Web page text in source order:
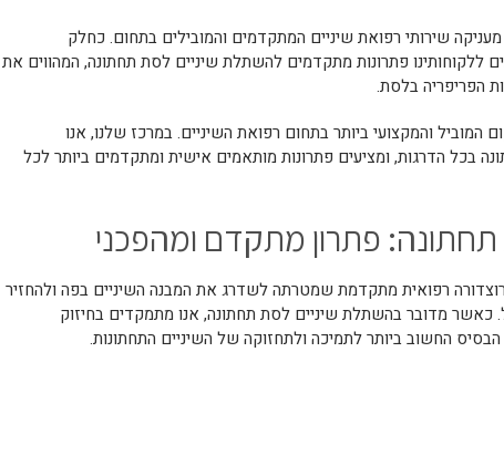
שירותי רפואת שיניים המתקדמים והמובילים בתחום. כחלק
ללקוחותינו פתרונות מתקדמים להשתלת שיניים לסת תחתונה, המהווים את
הפריפריה בלסת.
והמקצועי ביותר בתחום רפואת השיניים. במרכז שלנו, אנו
בכל הדרגות, ומציעים פתרונות מותאמים אישית ומתקדמים ביותר לכל
פתרון מתקדם ומהפכני
רפואית מתקדמת שמטרתה לשדרג את המבנה השיניים בפה ולהחזיר
כאשר מדובר בהשתלת שיניים לסת תחתונה, אנו מתמקדים בחיזוק
החשוב ביותר לתמיכה ולתחזוקה של השיניים התחתונות.